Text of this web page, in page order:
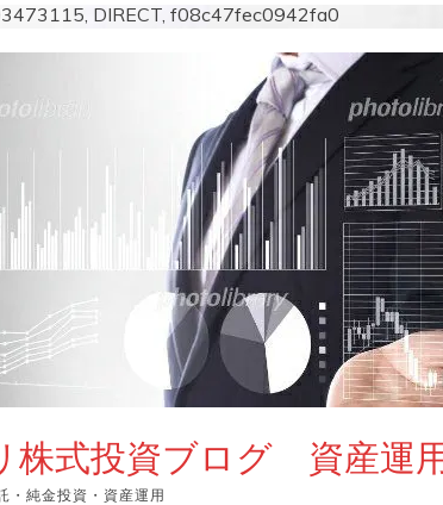
DIRECT, f08c47fec0942fa0
株式投資ブログ 資産運
・純金投資・資産運用